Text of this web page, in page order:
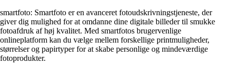
smartfoto: Smartfoto er en avanceret fotoudskrivningstjeneste, der
giver dig mulighed for at omdanne dine digitale billeder til smukke
fotoafdruk af høj kvalitet. Med smartfotos brugervenlige
onlineplatform kan du vælge mellem forskellige printmuligheder,
størrelser og papirtyper for at skabe personlige og mindeværdige
fotoprodukter.